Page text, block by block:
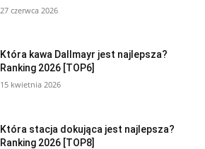
27 czerwca 2026
Która kawa Dallmayr jest najlepsza?
Ranking 2026 [TOP6]
15 kwietnia 2026
Która stacja dokująca jest najlepsza?
Ranking 2026 [TOP8]